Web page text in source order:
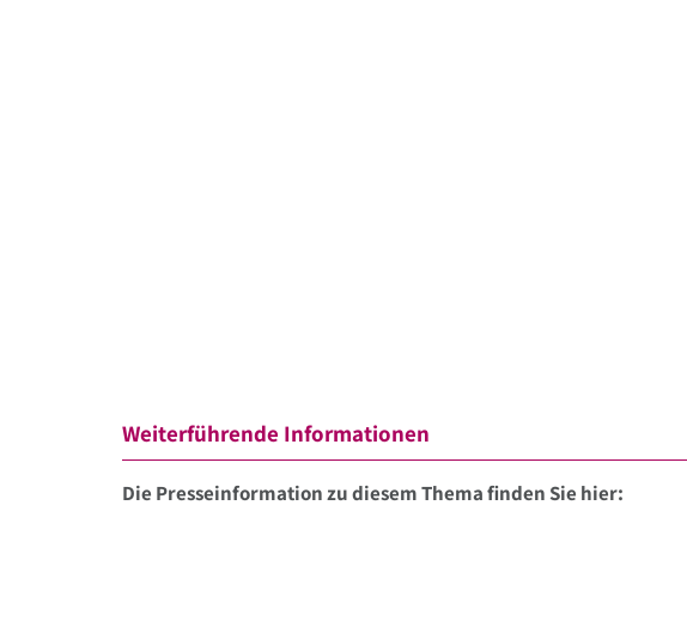
Weiterführende Informationen
Die Presseinformation zu diesem Thema finden Sie hier: